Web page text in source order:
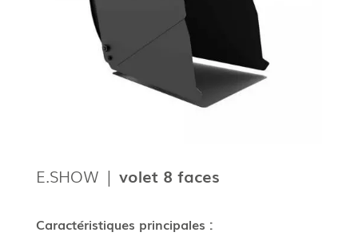
E.SHOW | volet 8 faces
Caractéristiques principales :